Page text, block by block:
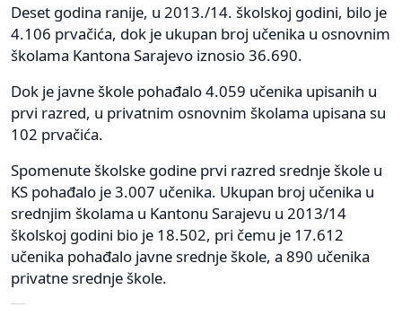
Deset godina ranije, u 2013./14. školskoj godini, bilo je
4.106 prvačića, dok je ukupan broj učenika u osnovnim
školama Kantona Sarajevo iznosio 36.690.
Dok je javne škole pohađalo 4.059 učenika upisanih u
prvi razred, u privatnim osnovnim školama upisana su
102 prvačića.
Spomenute školske godine prvi razred srednje škole u
KS pohađalo je 3.007 učenika. Ukupan broj učenika u
srednjim školama u Kantonu Sarajevu u 2013/14
školskoj godini bio je 18.502, pri čemu je 17.612
učenika pohađalo javne srednje škole, a 890 učenika
privatne srednje škole.